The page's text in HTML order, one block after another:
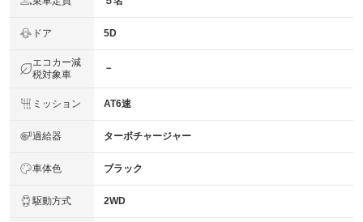
ドア 5D
エコカー減
税対象車
－
ミッション AT6速
過給器 ターボチャージャー
車体色 ブラック
駆動方式 2WD